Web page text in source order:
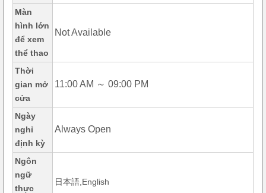
Màn
hình lớn
để xem
thể thao
Not Available
Thời
gian mở
cửa
11:00 AM ～ 09:00 PM
Ngày
nghỉ
định kỳ
Always Open
Ngôn
ngữ
thực
日本語,English